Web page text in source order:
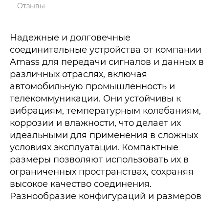
Отзывы
Надежные и долговечные
соединительные устройства от компании
Amass для передачи сигналов и данных в
различных отраслях, включая
автомобильную промышленность и
телекоммуникации. Они устойчивы к
вибрациям, температурным колебаниям,
коррозии и влажности, что делает их
идеальными для применения в сложных
условиях эксплуатации. Компактные
размеры позволяют использовать их в
ограниченных пространствах, сохраняя
высокое качество соединения.
Разнообразие конфигураций и размеров